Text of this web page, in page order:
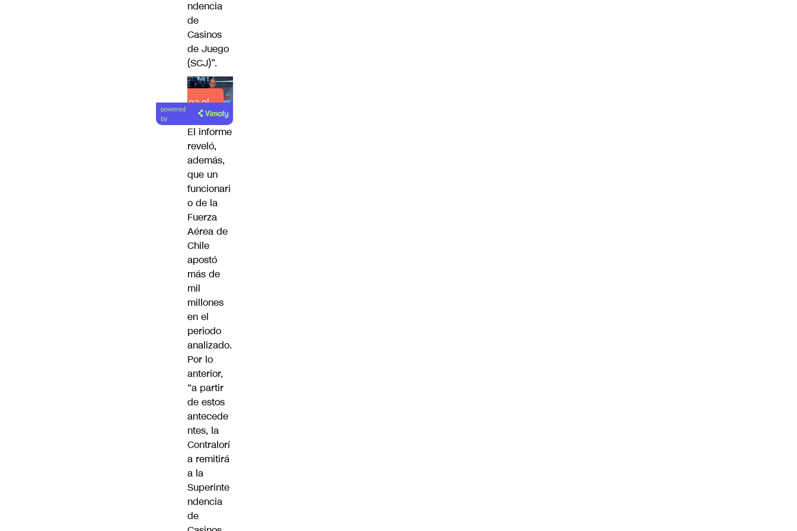
ndencia
de
Casinos
de Juego
(SCJ)”.
Lea el
artículo
powered
by
El informe
reveló,
además,
que un
funcionari
o de la
Fuerza
Aérea de
Chile
apostó
más de
mil
millones
en el
periodo
analizado.
Por lo
anterior,
“a partir
de estos
antecede
ntes, la
Contralorí
a remitirá
a la
Superinte
ndencia
de